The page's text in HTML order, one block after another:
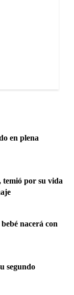
en plena
temió por su vida
nacerá con
segundo